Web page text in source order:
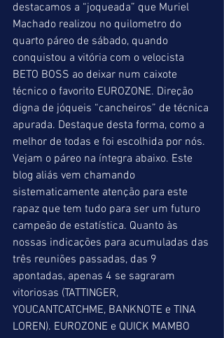
destacamos a “joqueada” que Muriel
Machado realizou no quilometro do
quarto páreo de sábado, quando
conquistou a vitória com o velocista
BETO BOSS ao deixar num caixote
técnico o favorito EUROZONE. Direção
digna de jóqueis “cancheiros” de técnica
apurada. Destaque desta forma, como a
melhor de todas e foi escolhida por nós.
Vejam o páreo na íntegra abaixo. Este
blog aliás vem chamando
sistematicamente atenção para este
rapaz que tem tudo para ser um futuro
campeão de estatística. Quanto às
nossas indicações para acumuladas das
três reuniões passadas, das 9
apontadas, apenas 4 se sagraram
vitoriosas (TATTINGER,
YOUCANTCATCHME, BANKNOTE e TINA
LOREN). EUROZONE e QUICK MAMBO